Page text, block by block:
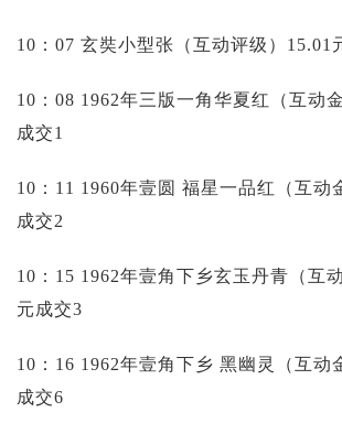
10：07 玄奘小型张（互动评级）15.01
10：08 1962年三版一角华夏红（互动
成交1
10：11 1960年壹圆 福星一品红（互动
成交2
10：15 1962年壹角下乡玄玉丹青（互
元成交3
10：16 1962年壹角下乡 黑幽灵（互动
成交6